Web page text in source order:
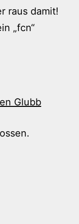
raus damit!
„fcn“
Glubb